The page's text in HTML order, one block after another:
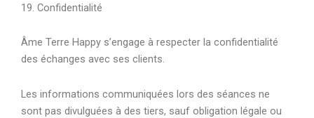
19. Confidentialité
Âme Terre Happy s’engage à respecter la confidentialité
des échanges avec ses clients.
Les informations communiquées lors des séances ne
sont pas divulguées à des tiers, sauf obligation légale ou